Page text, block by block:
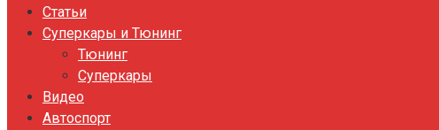
Статьи
Суперкары и Тюнинг
Тюнинг
Суперкары
Видео
Автоспорт